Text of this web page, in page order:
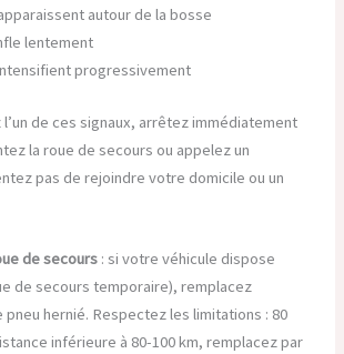
autour de la bosse
lentement
progressivement
de ces signaux, arrêtez immédiatement
la roue de secours ou appelez un
pas de rejoindre votre domicile ou un
de secours: si votre véhicule dispose
de secours temporaire), remplacez
hernié. Respectez les limitations : 80
inférieure à 80-100 km, remplacez par